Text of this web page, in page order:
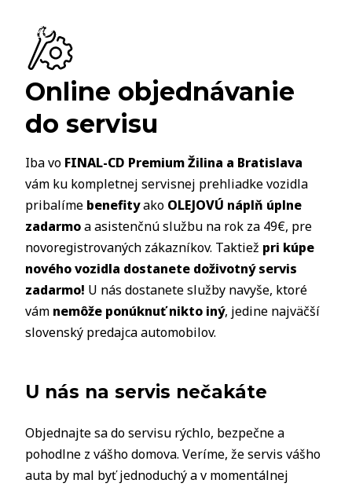
Online objednávanie
do servisu
Iba vo FINAL-CD Premium Žilina a Bratislava
vám ku kompletnej servisnej prehliadke vozidla
pribalíme benefityako OLEJOVÚ náplň úplne
zadarmoa asistenčnú službu na rok za 49€, pre
novoregistrovaných zákazníkov. Taktiež pri kúpe
nového vozidla dostanete doživotný servis
zadarmo! U nás dostanete služby navyše, ktoré
vám nemôže ponúknuť nikto iný, jedine najväčší
slovenský predajca automobilov.
U nás na servis nečakáte
Objednajte sa do servisu rýchlo, bezpečne a
pohodlne z vášho domova. Veríme, že servis vášho
auta by mal byť jednoduchý a v momentálnej